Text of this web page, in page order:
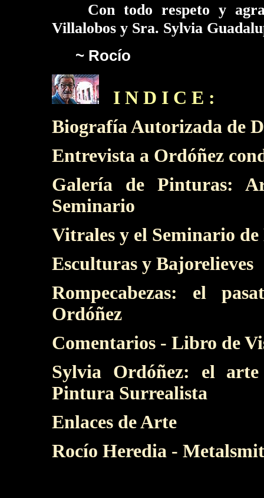
Con todo respeto y
Villalobos y Sra. Sylvia
~ Rocío
I N D I C E :
Biografía Autorizada de
Entrevista a Ordóñez
Galería de Pinturas:
Seminario
Vitrales y el Seminario
Esculturas y Bajorelieves
Rompecabezas: el
Ordóñez
Comentarios - Libro de
Sylvia Ordóñez: el
Pintura Surrealista
Enlaces de Arte
Rocío Heredia -